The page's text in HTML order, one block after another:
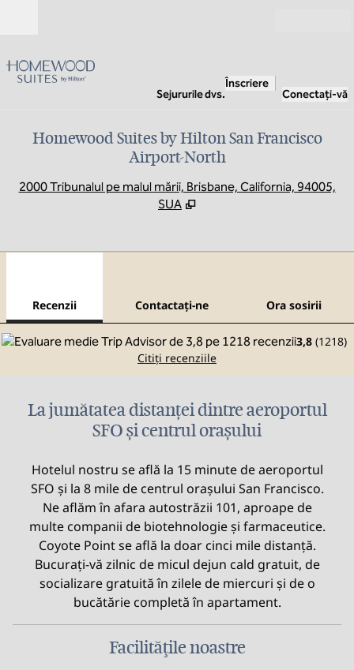
Sejururile dvs.
Înscriere
Conectați-vă
Homewood Suites by Hilton San Francisco
Airport-North
2000 Tribunalul pe malul mării, Brisbane, California, 94005,
SUA
Recenzii Contactaţi-ne Ora sosirii
3,8 (1218)
Citiți recenziile
La jumătatea distanței dintre aeroportul
SFO și centrul orașului
Hotelul nostru se află la 15 minute de aeroportul
SFO și la 8 mile de centrul orașului San Francisco.
Ne aflăm în afara autostrăzii 101, aproape de
multe companii de biotehnologie și farmaceutice.
Coyote Point se află la doar cinci mile distanță.
Bucurați-vă zilnic de micul dejun cald gratuit, de
socializare gratuită în zilele de miercuri și de o
bucătărie completă în apartament.
Facilităţile noastre